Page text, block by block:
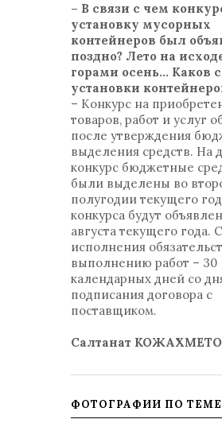
– В связи с чем
установку мусорных
контейнеров был
поздно? Лето на
горами осень… Каков
установки
– Конкурс на
товаров, работ и услуг
после утверждения
выделения средств. На
конкурс бюджетные
были выделены во
полугодии текущего
конкурса будут
августа текущего года.
исполнения
выполнению работ – 30
календарных дней со
подписания договора с
поставщиком.
Салтанат
ФОТОГРАФИИ ПО ТЕМЕ